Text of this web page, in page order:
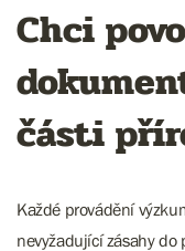
Chci
části
Každé provádění
nevyžadující zásahy